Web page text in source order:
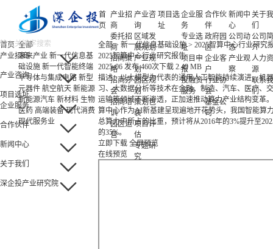
首
页
产业招
商
委托招
商
招商策
略
招商办
会
招商培
训
园区运
营
产业咨
询
区域发
展规划
产业规
划
园区规
划
策划包
装
项目评
估
专题研
究
项目选
址
企业服
务
专业选
址
项目申
报
投融资
服务
合作伙
伴
政府园
区
企业客
户
行业协
会
基金公
司
新闻中
心
公司动
态
产业观
察
关于
们
公司
介
人力
源
联系
们
首页
产业招商
产业咨询
项目选址
企业服务
合作伙伴
新闻中心
关于我们
深企投产业研究院
全部
未来产业 新一代信息基
础设施 新一代智能终端
半导体与集成电路 新型
元器件 航空航天 新能源
新能源汽车 新材料 生物
医药 高端装备 现代消费
现代服务业
全部> 新一代信息基础设施> 2025智算中心行业研究
2025智算中心行业研究报告
2025-06 发布 460次下载 2.49 MB
描述：以大模型为代表的通用人工智能持续演进，机
习、大数据分析等技术在金融、制造、汽车、医疗、
运输等领域不断渗透，正加速推动算力产业结构变革
算中心作为AI新基建呈现遍地开花势头，我国智能算
总算力中所占的比重，预计将从2016年的3%提升至
的35%。
立即下载 全屏预览
在线预览